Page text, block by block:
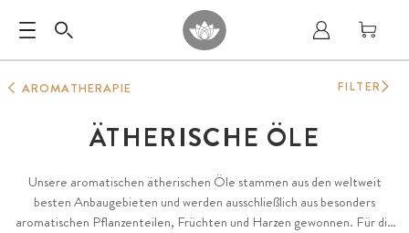
AROMATHERAPIE
ÄTHERISCHE ÖLE
Unsere aromatischen ätherischen Öle stammen aus den weltweit
besten Anbaugebieten und werden ausschließlich aus besonders
aromatischen Pflanzenteilen, Früchten und Harzen gewonnen. Für die
FILTER